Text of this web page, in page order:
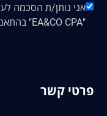
אני נותן/ת הסכמה
"EA&CO CPA" בהתאם ל
פרטי קשר